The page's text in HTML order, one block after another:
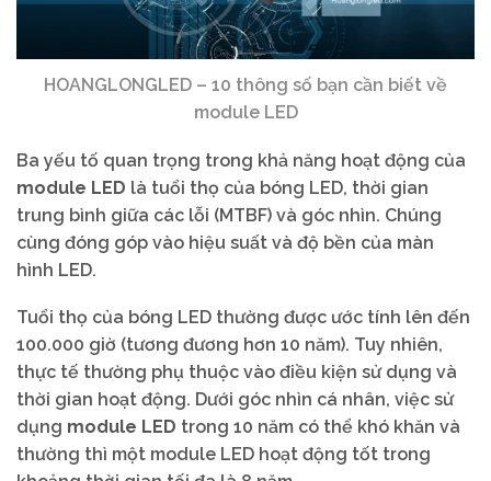
HOANGLONGLED – 10 thông số bạn cần biết về
module LED
Ba yếu tố quan trọng trong khả năng hoạt động của
module LED là tuổi thọ của bóng LED, thời gian
trung bình giữa các lỗi (MTBF) và góc nhìn. Chúng
cùng đóng góp vào hiệu suất và độ bền của màn
hình LED.
Tuổi thọ của bóng LED thường được ước tính lên đến
100.000 giờ (tương đương hơn 10 năm). Tuy nhiên,
thực tế thường phụ thuộc vào điều kiện sử dụng và
thời gian hoạt động. Dưới góc nhìn cá nhân, việc sử
dụng module LED trong 10 năm có thể khó khăn và
thường thì một module LED hoạt động tốt trong